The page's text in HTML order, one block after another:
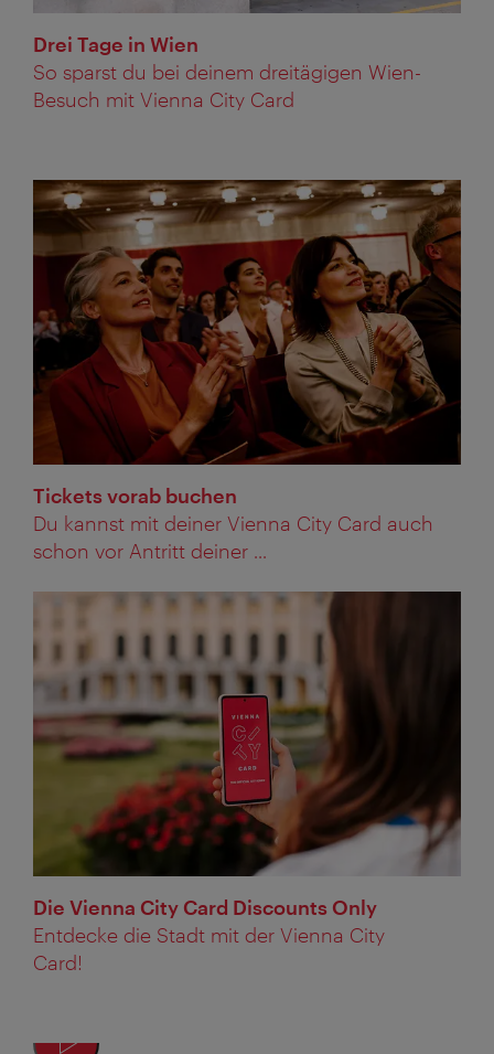
Drei Tage in Wien
So sparst du bei deinem dreitägigen Wien-
Besuch mit Vienna City Card
Tickets vorab buchen
Du kannst mit deiner Vienna City Card auch
schon vor Antritt deiner ...
Die Vienna City Card Discounts Only
Entdecke die Stadt mit der Vienna City
Card!